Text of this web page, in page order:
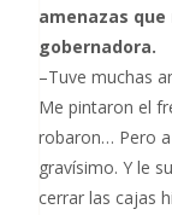
amenazas
gobernadora.
–Tuve muchas
Me pintaron el
robaron… Pero
gravísimo. Y le
cerrar las cajas